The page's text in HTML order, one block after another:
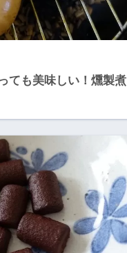
ても美味しい！燻製煮